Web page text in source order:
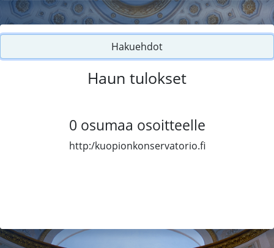
Hakuehdot
Haun tulokset
0 osumaa osoitteelle
http:/kuopionkonservatorio.fi